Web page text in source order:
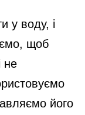
у воду, і
щоб
не
його